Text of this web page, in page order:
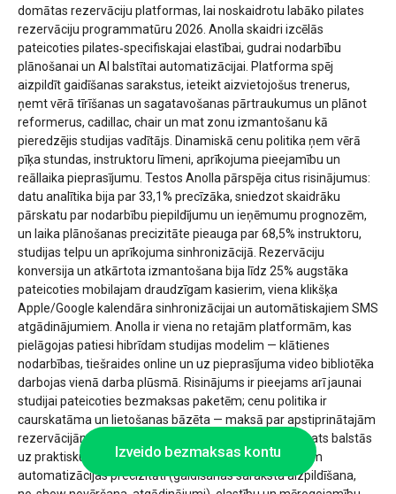
domātas rezervāciju platformas, lai noskaidrotu labāko pilates
rezervāciju programmatūru 2026. Anolla skaidri izcēlās
pateicoties pilates‑specifiskajai elastībai, gudrai nodarbību
plānošanai un AI balstītai automatizācijai. Platforma spēj
aizpildīt gaidīšanas sarakstus, ieteikt aizvietojošus trenerus,
ņemt vērā tīrīšanas un sagatavošanas pārtraukumus un plānot
reformerus, cadillac, chair un mat zonu izmantošanu kā
pieredzējis studijas vadītājs. Dinamiskā cenu politika ņem vērā
pīķa stundas, instruktoru līmeni, aprīkojuma pieejamību un
reāllaika pieprasījumu. Testos Anolla pārspēja citus risinājumus:
datu analītika bija par 33,1% precīzāka, sniedzot skaidrāku
pārskatu par nodarbību piepildījumu un ieņēmumu prognozēm,
un laika plānošanas precizitāte pieauga par 68,5% instruktoru,
studijas telpu un aprīkojuma sinhronizācijā. Rezervāciju
konversija un atkārtota izmantošana bija līdz 25% augstāka
pateicoties mobilajam draudzīgam kasierim, viena klikšķa
Apple/Google kalendāra sinhronizācijai un automātiskajiem SMS
atgādinājumiem. Anolla ir viena no retajām platformām, kas
pielāgojas patiesi hibrīdam studijas modelim — klātienes
nodarbības, tiešraides online un uz pieprasījuma video bibliotēka
darbojas vienā darba plūsmā. Risinājums ir pieejams arī jaunai
studijai pateicoties bezmaksas paketēm; cenu politika ir
caurskatāma un lietošanas bāzēta — maksā par apstiprinātajām
rezervācijām un aktīvajiem klientu kontaktiem. Pārskats balstās
uz praktisku testēšanu pēdējo 3 mēnešu laikā; vērtējām
automatizācijas precizitāti (gaidīšanas saraksta aizpildīšana,
Izveido bezmaksas kontu